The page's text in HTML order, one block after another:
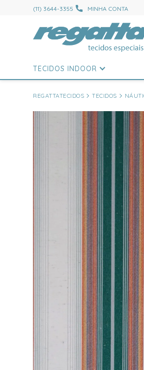
(11) 3644-3355 MINHA CONTA
TECIDOS INDOOR
REGATTATECIDOS TECIDOS